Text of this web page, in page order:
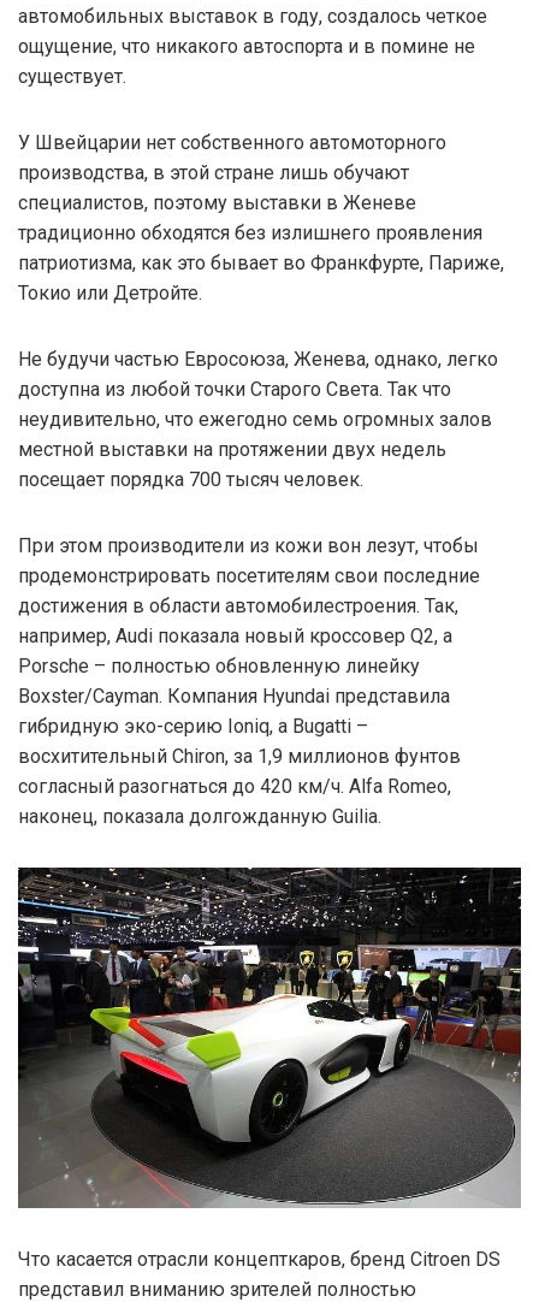
автомобильных выставок в году, создалось четкое
ощущение, что никакого автоспорта и в помине не
существует.
У Швейцарии нет собственного автомоторного
производства, в этой стране лишь обучают
специалистов, поэтому выставки в Женеве
традиционно обходятся без излишнего проявления
патриотизма, как это бывает во Франкфурте, Париже,
Токио или Детройте.
Не будучи частью Евросоюза, Женева, однако, легко
доступна из любой точки Старого Света. Так что
неудивительно, что ежегодно семь огромных залов
местной выставки на протяжении двух недель
посещает порядка 700 тысяч человек.
При этом производители из кожи вон лезут, чтобы
продемонстрировать посетителям свои последние
достижения в области автомобилестроения. Так,
например, Audi показала новый кроссовер Q2, а
Porsche – полностью обновленную линейку
Boxster/Cayman. Компания Hyundai представила
гибридную эко-серию Ioniq, а Bugatti –
восхитительный Chiron, за 1,9 миллионов фунтов
согласный разогнаться до 420 км/ч. Alfa Romeo,
наконец, показала долгожданную Guilia.
Что касается отрасли концепткаров, бренд Citroen DS
представил вниманию зрителей полностью